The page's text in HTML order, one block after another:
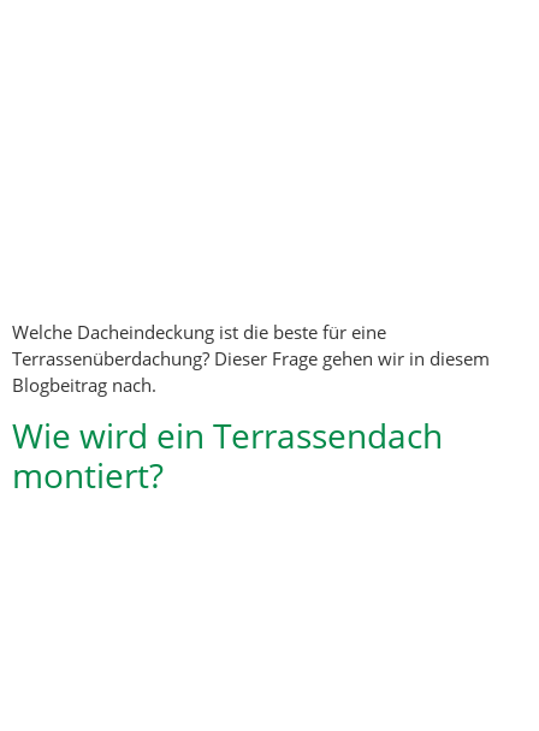
Welche Dacheindeckung ist die beste für eine
Terrassenüberdachung? Dieser Frage gehen wir in diesem
Blogbeitrag nach.
Wie wird ein Terrassendach
montiert?